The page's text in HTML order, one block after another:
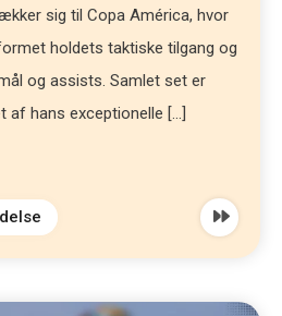
sig til Copa América, hvor
holdets taktiske tilgang og
og assists. Samlet set er
af hans exceptionelle […]